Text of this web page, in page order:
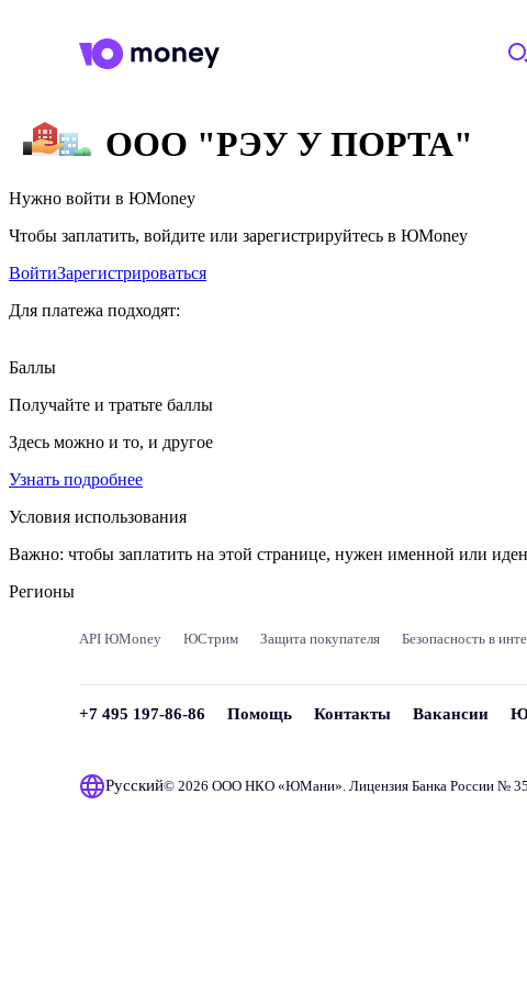
ООО "РЭУ У ПОРТА"
Нужно войти в ЮMoney
Чтобы заплатить, войдите или зарегистрируйтесь в ЮMoney
ВойтиЗарегистрироваться
Для платежа подходят:
Баллы
Получайте и тратьте баллы
Здесь можно и то, и другое
Узнать подробнее
Условия использования
Важно: чтобы заплатить на этой странице, нужен именной или
Регионы
API ЮMoney ЮСтрим Защита покупателя Безопасность в
+7 495 197-86-86 Помощь Контакты Вакансии
Русский© 2026 ООО НКО «ЮМани». Лицензия Банка России №